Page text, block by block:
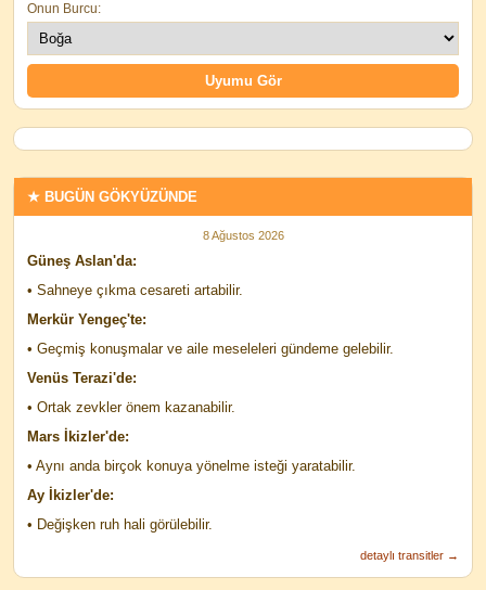
★ BUGÜN GÖKYÜZÜNDE
8 Ağustos 2026
Güneş Aslan'da:
• Sahneye çıkma cesareti artabilir.
Merkür Yengeç'te:
• Geçmiş konuşmalar ve aile meseleleri gündeme gelebilir.
Venüs Terazi'de:
• Ortak zevkler önem kazanabilir.
Mars İkizler'de:
• Aynı anda birçok konuya yönelme isteği yaratabilir.
Ay İkizler'de:
• Değişken ruh hali görülebilir.
detaylı transitler →
Onun Burcu: